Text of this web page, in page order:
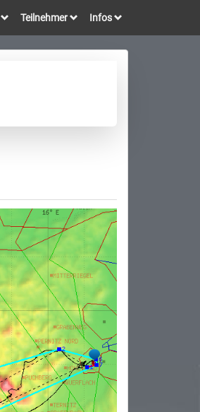
Teilnehmer Infos